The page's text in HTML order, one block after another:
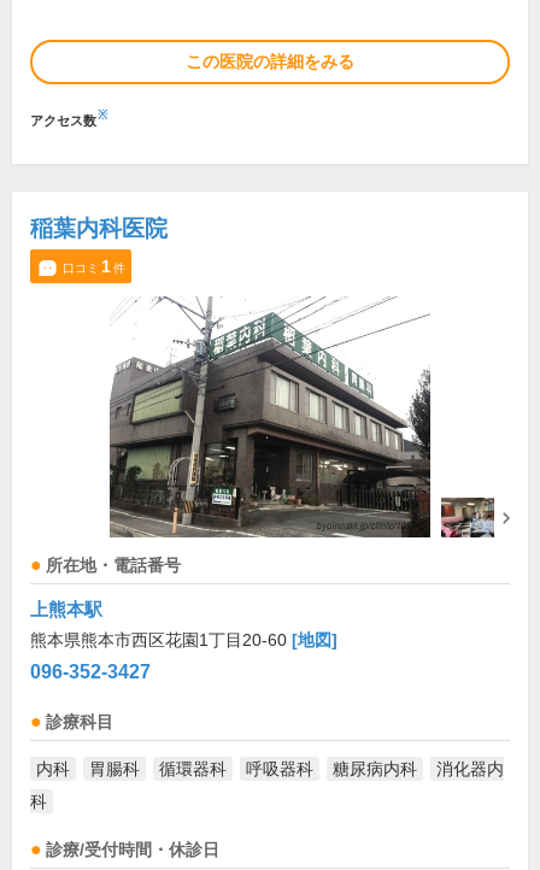
この医院の詳細をみる
アクセス数※
稲葉内科医院
口コミ 1件
所在地・電話番号
上熊本駅
熊本県熊本市西区花園1丁目20-60 [地図]
096-352-3427
診療科目
内科 胃腸科 循環器科 呼吸器科 糖尿病内科
消化器内
科
診療/受付時間・休診日